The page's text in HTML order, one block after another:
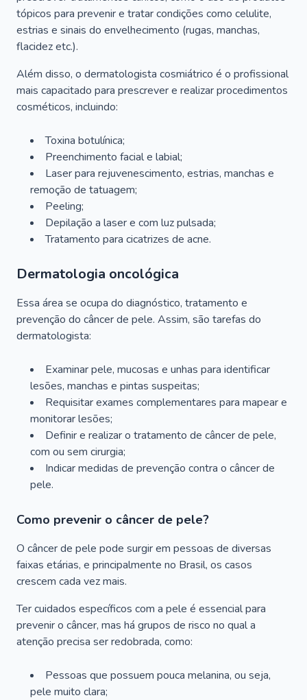
tópicos para prevenir e tratar condições como celulite,
estrias e sinais do envelhecimento (rugas, manchas,
flacidez etc.).
Além disso, o dermatologista cosmiátrico é o profissional
mais capacitado para prescrever e realizar procedimentos
cosméticos, incluindo:
Toxina botulínica;
Preenchimento facial e labial;
Laser para rejuvenescimento, estrias, manchas e
remoção de tatuagem;
Peeling;
Depilação a laser e com luz pulsada;
Tratamento para cicatrizes de acne.
Dermatologia oncológica
Essa área se ocupa do diagnóstico, tratamento e
prevenção do câncer de pele. Assim, são tarefas do
dermatologista:
Examinar pele, mucosas e unhas para identificar
lesões, manchas e pintas suspeitas;
Requisitar exames complementares para mapear e
monitorar lesões;
Definir e realizar o tratamento de câncer de pele,
com ou sem cirurgia;
Indicar medidas de prevenção contra o câncer de
pele.
Como prevenir o câncer de pele?
O câncer de pele pode surgir em pessoas de diversas
faixas etárias, e principalmente no Brasil, os casos
crescem cada vez mais.
Ter cuidados específicos com a pele é essencial para
prevenir o câncer, mas há grupos de risco no qual a
atenção precisa ser redobrada, como:
Pessoas que possuem pouca melanina, ou seja,
pele muito clara;